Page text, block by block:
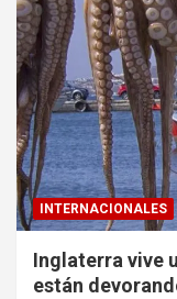
INTERNACIONALES
Inglaterra vive
están